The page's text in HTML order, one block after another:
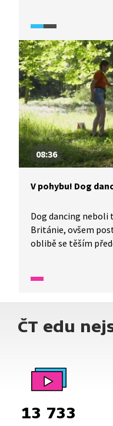
08:36
V pohybu! Dog
Dog dancing neboli
Británie, ovšem
oblibě se těším
kategoriích. Od
do rytmu hudby a
ČT edu
13 733